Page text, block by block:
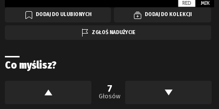
DODAJ DO ULUBIONYCH DODAJ DO KOLEKCJI
ZGŁOŚ NADUŻYCIE
Co myślisz?
7
Głosów